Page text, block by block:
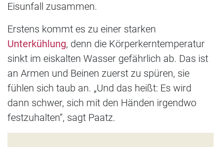
Eisunfall zusammen.
Erstens kommt es zu einer starken
Unterkühlung, denn die Körperkerntemperatur
sinkt im eiskalten Wasser gefährlich ab. Das ist
an Armen und Beinen zuerst zu spüren, sie
fühlen sich taub an. „Und das heißt: Es wird
dann schwer, sich mit den Händen irgendwo
festzuhalten“, sagt Paatz.